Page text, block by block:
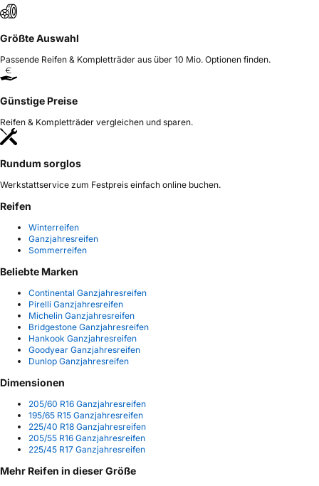
Größte Auswahl
Passende Reifen & Kompletträder aus über 10 Mio. Optionen finden.
Günstige Preise
Reifen & Kompletträder vergleichen und sparen.
Rundum sorglos
Werkstattservice zum Festpreis einfach online buchen.
Reifen
Winterreifen
Ganzjahresreifen
Sommerreifen
Beliebte Marken
Continental Ganzjahresreifen
Pirelli Ganzjahresreifen
Michelin Ganzjahresreifen
Bridgestone Ganzjahresreifen
Hankook Ganzjahresreifen
Goodyear Ganzjahresreifen
Dunlop Ganzjahresreifen
Dimensionen
205/60 R16 Ganzjahresreifen
195/65 R15 Ganzjahresreifen
225/40 R18 Ganzjahresreifen
205/55 R16 Ganzjahresreifen
225/45 R17 Ganzjahresreifen
Mehr Reifen in dieser Größe